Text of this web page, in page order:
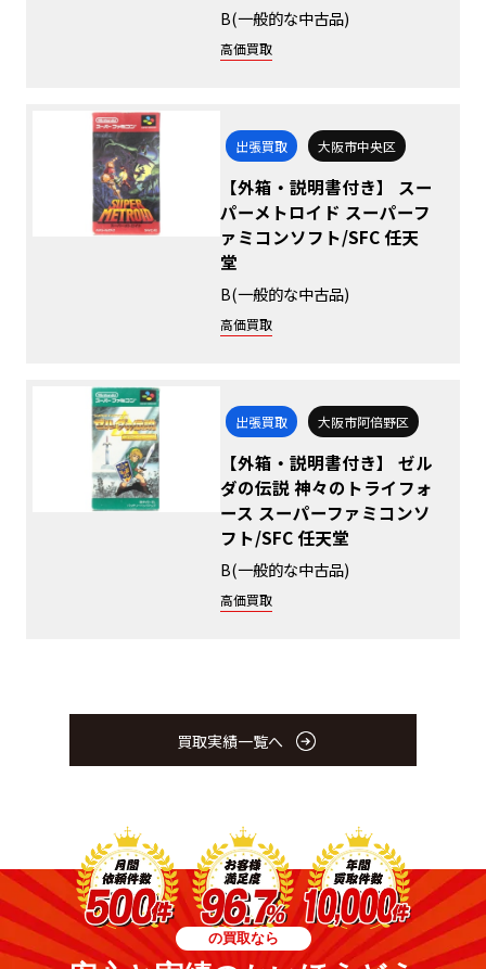
B(一般的な中古品)
高価買取
出張買取 大阪市中央区
【外箱・説明書付き】 スー
パーメトロイド スーパーフ
ァミコンソフト/SFC 任天
堂
B(一般的な中古品)
高価買取
出張買取 大阪市阿倍野区
【外箱・説明書付き】 ゼル
ダの伝説 神々のトライフォ
ース スーパーファミコンソ
フト/SFC 任天堂
B(一般的な中古品)
高価買取
買取実績一覧へ
の買取なら